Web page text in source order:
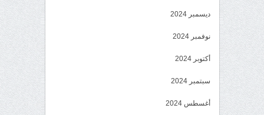
ديسمبر 2024
نوفمبر 2024
أكتوبر 2024
سبتمبر 2024
أغسطس 2024